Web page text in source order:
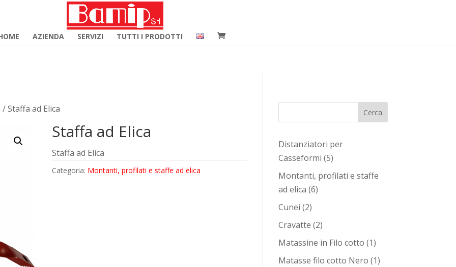
); function woocommerce_hide_category_count() { // lasciare la funzione vuota in modo
AZIENDA SERVIZI TUTTI I PRODOTTI
/ Staffa ad Elica
Staffa ad Elica
Staffa ad Elica
Categoria: Montanti, profilati e staffe ad elica
Cerca
Distanziatori per
Casseformi 55
prodotti
Montanti, profilati e staffe
ad elica 66
Cunei 22
prodotti
Cravatte 22
prodotti
Matassine in Filo cotto 11
prodotto
Matasse filo cotto Nero 11